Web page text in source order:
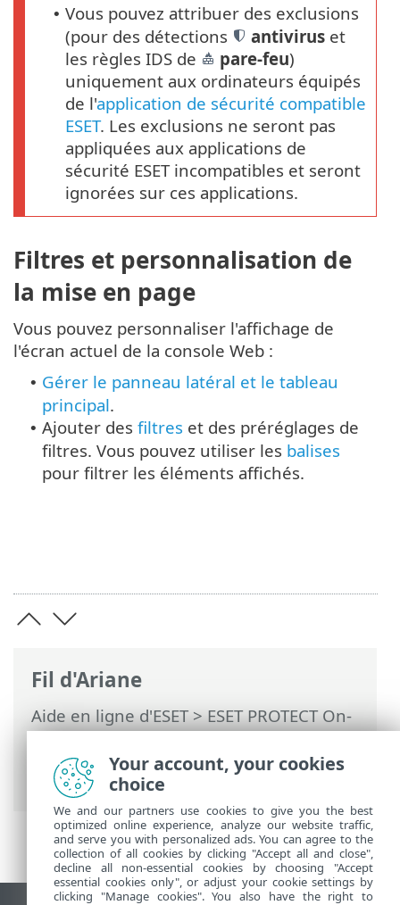
Fil d'Ariane
Aide en ligne d'ESET>ESET PROTECT On-
Prem>Utilisation de ESET PROTECT On-
Prem>ESET PROTECT On-Prem Menu
principal
> Plus > Exclusions
• Vous pouvez attribuer des exclusions
(pour des détections
antivirus et
les règles IDS de
pare-feu)
uniquement aux ordinateurs équipés
de l'application de sécurité compatible
ESET. Les exclusions ne seront pas
appliquées aux applications de
sécurité ESET incompatibles et seront
ignorées sur ces applications.
Filtres et personnalisation de
la mise en page
Vous pouvez personnaliser l'affichage de
l'écran actuel de la console Web :
• Gérer le panneau latéral et le tableau
principal.
• Ajouter des filtres et des préréglages de
filtres. Vous pouvez utiliser les balises
pour filtrer les éléments affichés.
Your account, your cookies
choice
We and our partners use cookies to give you the best
optimized online experience, analyze our website traffic,
and serve you with personalized ads. You can agree to the
collection of all cookies by clicking "Accept all and close",
decline all non-essential cookies by choosing "Accept
essential cookies only", or adjust your cookie settings by
clicking "Manage cookies". You also have the right to